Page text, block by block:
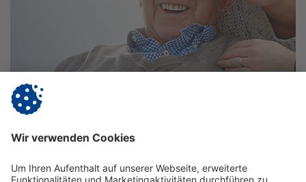
Vitanas Ambulant Pflegedienst
Magdeburg
zum Pflegedienst